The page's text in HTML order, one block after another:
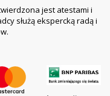
jest atestami i
służą ekspercką radą i